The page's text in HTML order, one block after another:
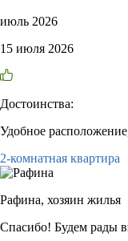
июль 2026
15 июля 2026
Достоинства:
Удобное
2-комнатная квартира
Рафина, хозяин жилья
Спасибо! Будем рады